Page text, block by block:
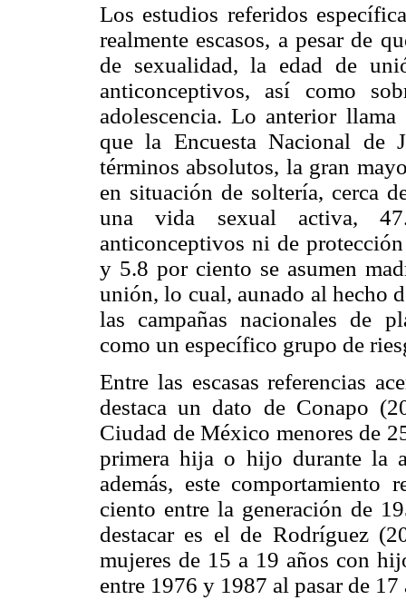
Los estudios referidos
realmente escasos, a pesar de
de sexualidad, la edad de
anticonceptivos, así como
adolescencia. Lo anterior
que la Encuesta Nacional de
términos absolutos, la gran
en situación de soltería, cerca
una vida sexual activa,
anticonceptivos ni de
y 5.8 por ciento se asumen
unión, lo cual, aunado al hecho
las campañas nacionales de
como un específico grupo de
Entre las escasas referencias
destaca un dato de Conapo
Ciudad de México menores de
primera hija o hijo durante la
además, este
ciento entre la generación de
destacar es el de Rodríguez
mujeres de 15 a 19 años con
entre 1976 y 1987 al pasar de